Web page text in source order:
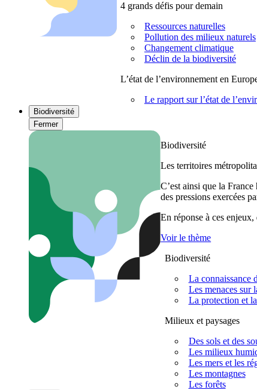
4 grands défis pour demain
Ressources naturelles
Pollution des milieux naturels
Changement climatique
Déclin de la biodiversité
L’état de l’environnement en
Le rapport sur l’état de
Biodiversité
Fermer
Biodiversité
Les territoires
C’est ainsi que la
des pressions exercées
En réponse à ces
Voir le thème
Biodiversité
La connaissance
Les menaces sur
La protection et
Milieux et paysages
Des sols et des
Les milieux
Les mers et les
Les montagnes
Les forêts